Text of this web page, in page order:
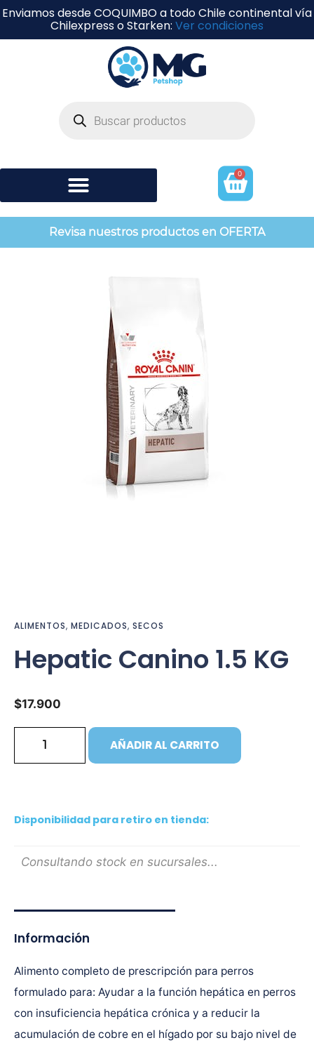
Enviamos desde COQUIMBO a todo Chile continental vía
Chilexpress o Starken: Ver condiciones
0
Revisa nuestros productos en OFERTA
ALIMENTOS, MEDICADOS, SECOS
Hepatic Canino 1.5 KG
$17.900
AÑADIR AL CARRITO
Disponibilidad para retiro en tienda:
Consultando stock en sucursales...
Información
Alimento completo de prescripción para perros
formulado para: Ayudar a la función hepática en perros
con insuficiencia hepática crónica y a reducir la
acumulación de cobre en el hígado por su bajo nivel de